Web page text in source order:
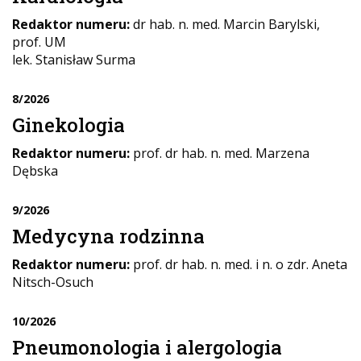
Redaktor numeru:dr hab. n. med. Marcin Barylski,
prof. UM
lek. Stanisław Surma
8/2026
Ginekologia
Redaktor numeru: prof. dr hab. n. med. Marzena
Dębska
9/2026
Medycyna rodzinna
Redaktor numeru: prof. dr hab. n. med. i n. o zdr. Aneta
Nitsch-Osuch
10/2026
Pneumonologia i alergologia